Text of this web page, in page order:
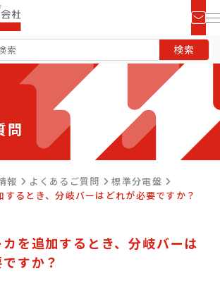
問
報 よくあるご質問
標準分電盤
するとき、分岐バーはどれが必要ですか？
を追加するとき、分岐バーは
すか？